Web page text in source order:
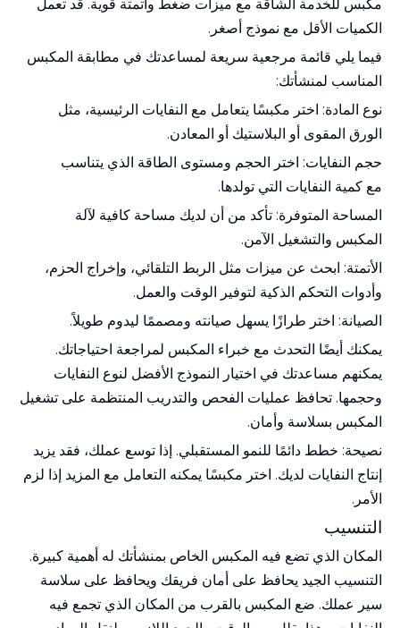
مكبس للخدمة الشاقة مع ميزات ضغط وأتمتة قوية. قد تعمل
الكميات الأقل مع نموذج أصغر.
فيما يلي قائمة مرجعية سريعة لمساعدتك في مطابقة المكبس
المناسب لمنشأتك:
نوع المادة: اختر مكبسًا يتعامل مع النفايات الرئيسية، مثل
الورق المقوى أو البلاستيك أو المعادن.
حجم النفايات: اختر الحجم ومستوى الطاقة الذي يتناسب
مع كمية النفايات التي تولدها.
المساحة المتوفرة: تأكد من أن لديك مساحة كافية لآلة
المكبس والتشغيل الآمن.
الأتمتة: ابحث عن ميزات مثل الربط التلقائي، وإخراج الحزم،
وأدوات التحكم الذكية لتوفير الوقت والعمل.
الصيانة: اختر طرازًا يسهل صيانته ومصممًا ليدوم طويلاً.
يمكنك أيضًا التحدث مع خبراء المكبس لمراجعة احتياجاتك.
يمكنهم مساعدتك في اختيار النموذج الأفضل لنوع النفايات
وحجمها. تحافظ عمليات الفحص والتدريب المنتظمة على تشغيل
المكبس بسلاسة وأمان.
نصيحة: خطط دائمًا للنمو المستقبلي. إذا توسع عملك، فقد يزيد
إنتاج النفايات لديك. اختر مكبسًا يمكنه التعامل مع المزيد إذا لزم
الأمر.
التنسيب
المكان الذي تضع فيه المكبس الخاص بمنشأتك له أهمية كبيرة.
التنسيب الجيد يحافظ على أمان فريقك ويحافظ على سلاسة
سير عملك. ضع المكبس بالقرب من المكان الذي تجمع فيه